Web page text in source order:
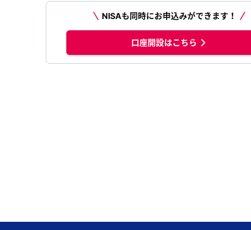
NISAも同時にお申込みができます！
口座開設はこちら